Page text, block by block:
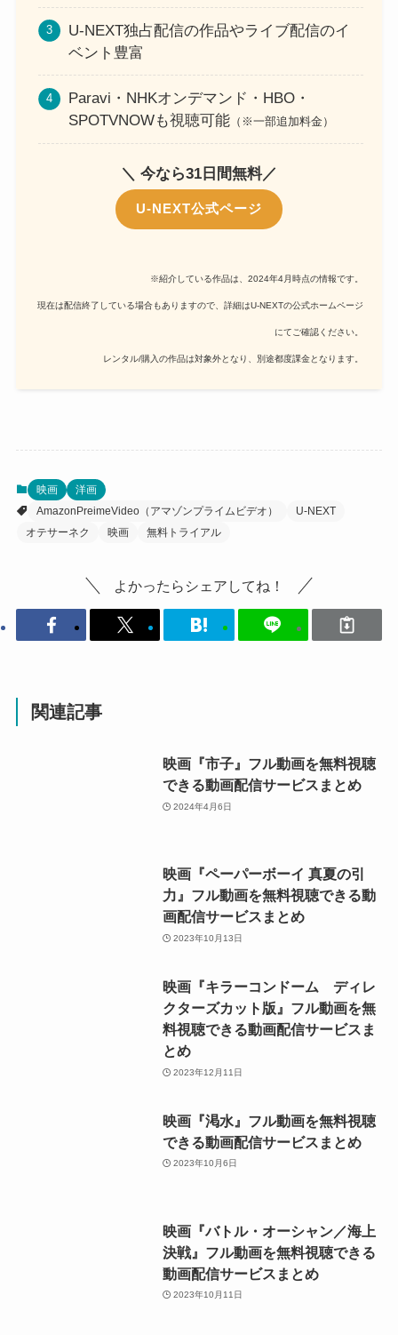
U-NEXT独占配信の作品やライブ配信のイ
ベント豊富
Paravi・NHKオンデマンド・HBO・
SPOTVNOWも視聴可能 （※一部追加料金）
＼ 今なら31日間無料／
U-NEXT公式ページ
※紹介している作品は、2024年4月時点の情報です。
現在は配信終了している場合もありますので、詳細はU-NEXTの公式ホームページ
にてご確認ください。
レンタル/購入の作品は対象外となり、別途都度課金となります。
映画
洋画
AmazonPreimeVideo（アマゾンプライムビデオ）
U-NEXT
オテサーネク
映画 無料トライアル
よかったらシェアしてね！
関連記事
映画『市子』フル動画を無料視聴
できる動画配信サービスまとめ
2024年4月6日
映画『ペーパーボーイ 真夏の引
力』フル動画を無料視聴できる動
画配信サービスまとめ
2023年10月13日
映画『キラーコンドーム ディレ
クターズカット版』フル動画を無
料視聴できる動画配信サービスま
とめ
2023年12月11日
映画『渇水』フル動画を無料視聴
できる動画配信サービスまとめ
2023年10月6日
映画『バトル・オーシャン／海上
決戦』フル動画を無料視聴できる
動画配信サービスまとめ
2023年10月11日